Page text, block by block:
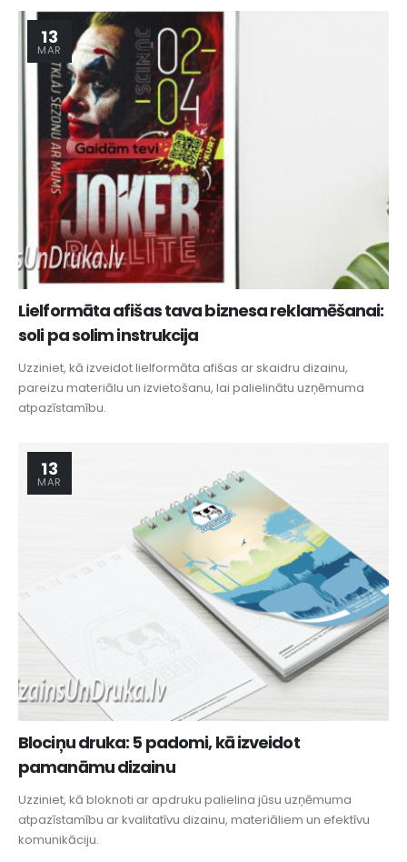
13
MAR
Lielformāta afišas tava biznesa reklamēšanai:
soli pa solim instrukcija
Uzziniet, kā izveidot lielformāta afišas ar skaidru dizainu,
pareizu materiālu un izvietošanu, lai palielinātu uzņēmuma
atpazīstamību.
13
MAR
Blociņu druka: 5 padomi, kā izveidot
pamanāmu dizainu
Uzziniet, kā bloknoti ar apdruku palielina jūsu uzņēmuma
atpazīstamību ar kvalitatīvu dizainu, materiāliem un efektīvu
komunikāciju.